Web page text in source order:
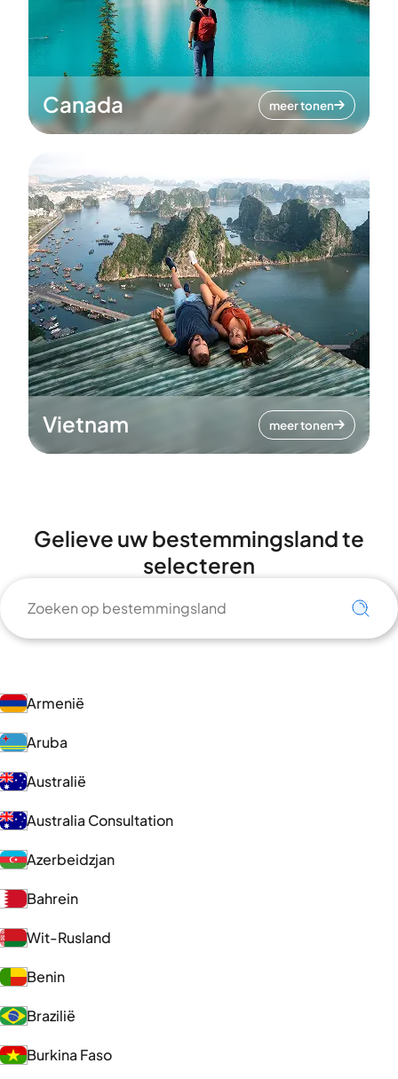
Canada meer tonen
Vietnam meer tonen
Gelieve uw bestemmingsland te
selecteren
Armenië
Aruba
Australië
Australia Consultation
Azerbeidzjan
Bahrein
Wit-Rusland
Benin
Brazilië
Burkina Faso